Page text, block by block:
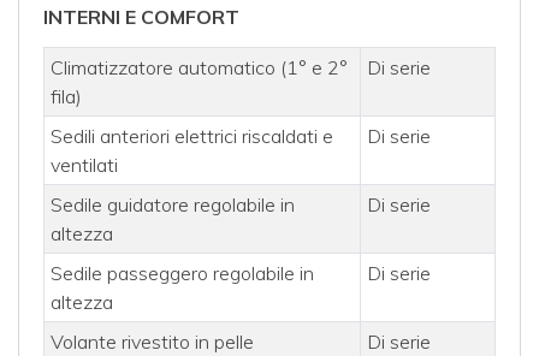
INTERNI E COMFORT
Climatizzatore automatico (1° e 2°
fila)
Di serie
Sedili anteriori elettrici riscaldati e
ventilati
Di serie
Sedile guidatore regolabile in
altezza
Di serie
Sedile passeggero regolabile in
altezza
Di serie
Volante rivestito in pelle
Di serie